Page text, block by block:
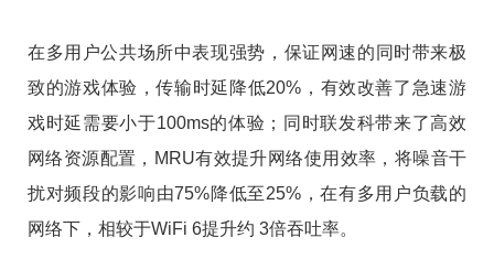
在多用户公共场所中表现强势，保证网速的同时带来极
致的游戏体验，传输时延降低20%，有效改善了急速游
戏时延需要小于100ms的体验；同时联发科带来了高效
网络资源配置，MRU有效提升网络使用效率，将噪音干
扰对频段的影响由75%降低至25%，在有多用户负载的
网络下，相较于WiFi 6提升约 3倍吞吐率。